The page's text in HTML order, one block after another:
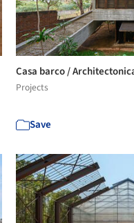
Casa barco /
Projects
Save